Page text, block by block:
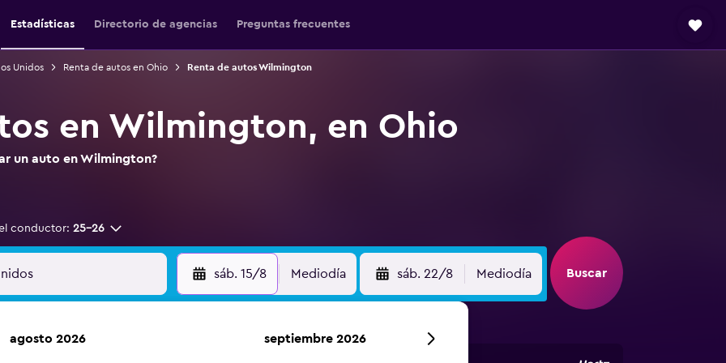
Estadísticas Directorio de agencias Preguntas frecuentes
Unidos Renta de autos en Ohio Renta de autos Wilmington
en Wilmington, en Ohio
un auto en Wilmington?
conductor: 25-26
sáb. 15/8 Mediodía sáb. 22/8 Mediodía Buscar
agosto 2026 septiembre 2026